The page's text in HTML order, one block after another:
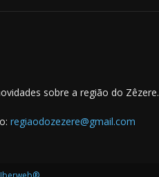
sobre a região do Zêzere.
regiaodozezere@gmail.com